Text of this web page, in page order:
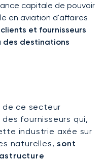
capitale de pouvoir
en aviation d'affaires
et fournisseurs
des destinations
de ce secteur
fournisseurs qui,
industrie axée sur
naturelles,sont